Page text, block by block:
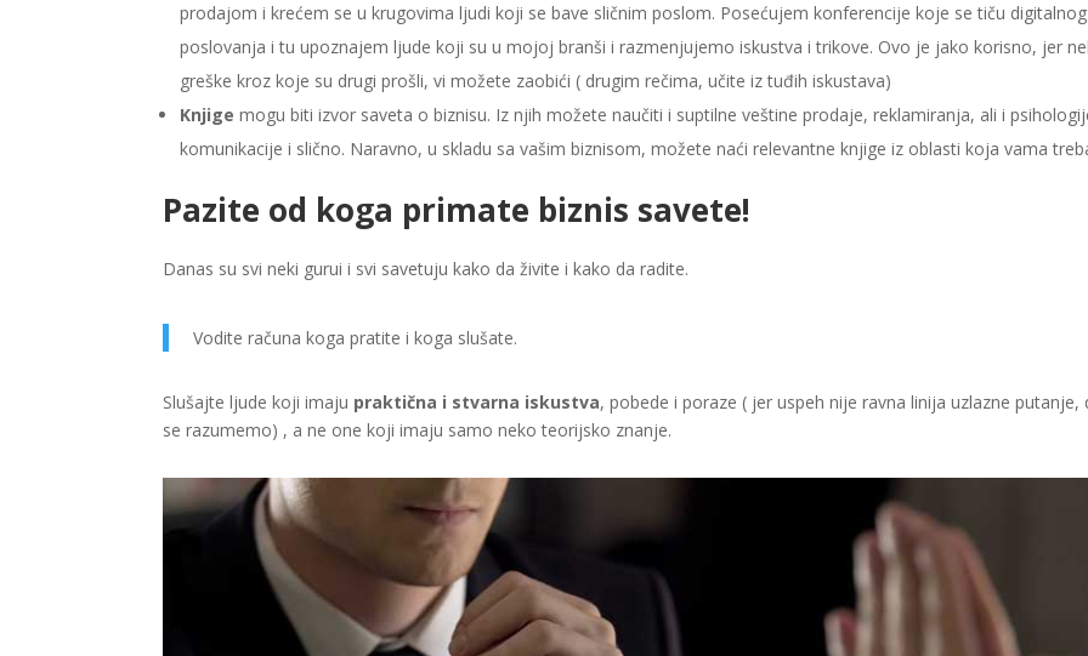
prodajom i krećem se u krugovima ljudi koji se bave sličnim poslom. Posećujem konferencije koje se tiču digitalnog
poslovanja i tu upoznajem ljude koji su u mojoj branši i razmenjujemo iskustva i trikove. Ovo je jako korisno, jer
greške kroz koje su drugi prošli, vi možete zaobići ( drugim rečima, učite iz tuđih iskustava)
Knjige mogu biti izvor saveta o biznisu. Iz njih možete naučiti i suptilne veštine prodaje, reklamiranja, ali i
komunikacije i slično. Naravno, u skladu sa vašim biznisom, možete naći relevantne knjige iz oblasti koja vama
Pazite od koga primate biznis savete!
Danas su svi neki gurui i svi savetuju kako da živite i kako da radite.
Vodite računa koga pratite i koga slušate.
Slušajte ljude koji imaju praktična i stvarna iskustva, pobede i poraze ( jer uspeh nije ravna linija uzlazne putanje,
se razumemo) , a ne one koji imaju samo neko teorijsko znanje.